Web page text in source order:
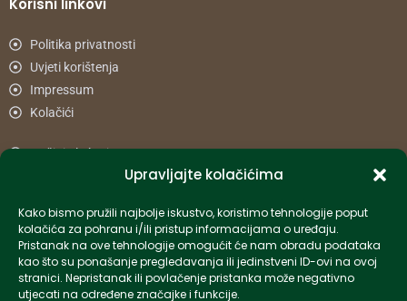
Upravljajte kolačićima
Kako bismo pružili najbolje iskustvo, koristimo tehnologije poput
kolačića za pohranu i/ili pristup informacijama o uređaju.
Pristanak na ove tehnologije omogućit će nam obradu podataka
kao što su ponašanje pregledavanja ili jedinstveni ID-ovi na ovoj
stranici. Nepristanak ili povlačenje pristanka može negativno
utjecati na određene značajke i funkcije.
Korisni linkovi
Politika privatnosti
Uvjeti korištenja
Impressum
Kolačići
Načini plaćanja
Informacije
info-hr@kettner.com